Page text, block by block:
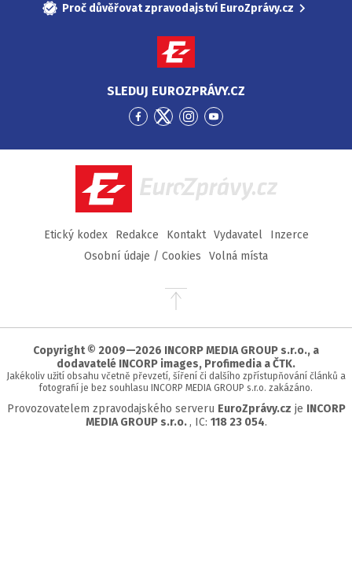
Proč důvěřovat zpravodajství EuroZprávy.cz
SLEDUJ EUROZPRÁVY.CZ
Přejít
Facebook
Přejít
Twitter
Přejít
Instagram
Přejít
YouTube
EuroZprávy.cz
Etický kodex Redakce Kontakt Vydavatel
Inzerce
Osobní údaje / Cookies
Volná místa
Přejít
stránky
Copyright © 2009—2026 INCORP MEDIA GROUP s.r.o., a
dodavatelé INCORP images, Profimedia a ČTK.
Jakékoliv užití obsahu včetně převzetí, šíření či dalšího zpřístupňování článků a
fotografií je bez souhlasu INCORP MEDIA GROUP s.r.o. zakázáno.
Provozovatelem zpravodajského serveru EuroZprávy.cz je INCORP
MEDIA GROUP s.r.o. , IC: 118 23 054.